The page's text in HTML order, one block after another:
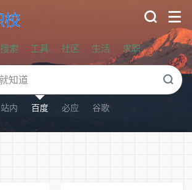
搜索 工具 社区 生活 求职
站内 百度 必应 谷歌